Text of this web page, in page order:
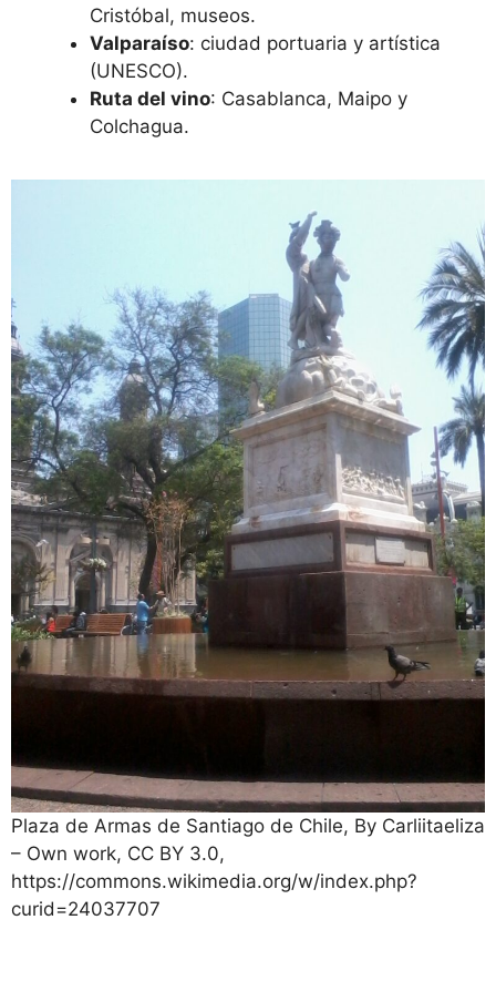
Cristóbal, museos.
Valparaíso: ciudad portuaria y artística
(UNESCO).
Ruta del vino: Casablanca, Maipo y
Colchagua.
Plaza de Armas de Santiago de Chile, By Carliitaeliza
– Own work, CC BY 3.0,
https://commons.wikimedia.org/w/index.php?
curid=24037707